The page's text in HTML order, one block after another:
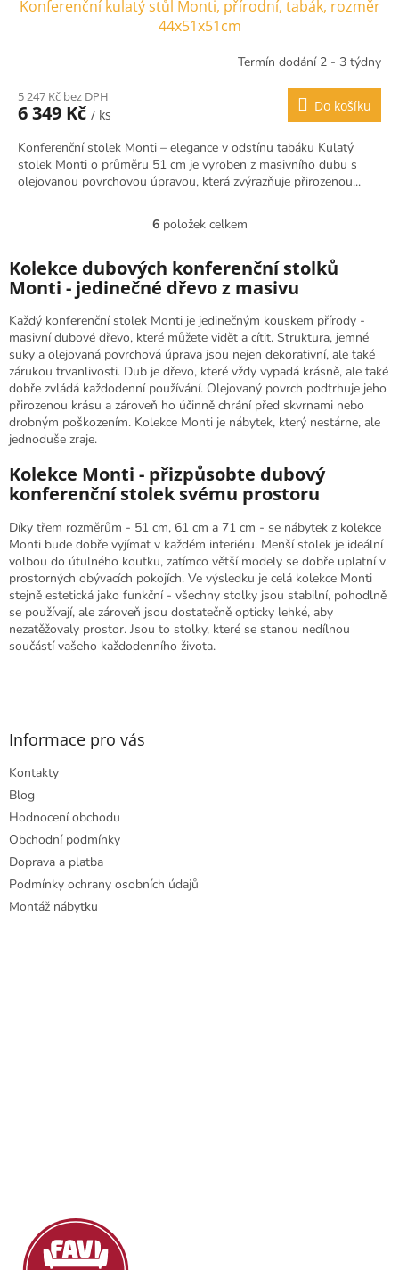
Konferenční kulatý stůl Monti, přírodní, tabák, rozměr
44x51x51cm
Termín dodání 2 - 3 týdny
5 247 Kč bez DPH
6 349 Kč / ks
Do košíku
Konferenční stolek Monti – elegance v odstínu tabáku Kulatý
stolek Monti o průměru 51 cm je vyroben z masivního dubu s
olejovanou povrchovou úpravou, která zvýrazňuje přirozenou...
O
l
á
d
a
c
í
p
r
v
k
ý
p
i
u
6položek celkem
Kolekce dubových konferenční stolků
Monti - jedinečné dřevo z masivu
Každý konferenční stolek Monti je jedinečným kouskem přírody -
masivní dubové dřevo, které můžete vidět a cítit. Struktura, jemné
suky a olejovaná povrchová úprava jsou nejen dekorativní, ale také
zárukou trvanlivosti. Dub je dřevo, které vždy vypadá krásně, ale také
dobře zvládá každodenní používání. Olejovaný povrch podtrhuje jeho
přirozenou krásu a zároveň ho účinně chrání před skvrnami nebo
drobným poškozením. Kolekce Monti je nábytek, který nestárne, ale
jednoduše zraje.
Kolekce Monti - přizpůsobte dubový
konferenční stolek svému prostoru
Díky třem rozměrům - 51 cm, 61 cm a 71 cm - se nábytek z kolekce
Monti bude dobře vyjímat v každém interiéru. Menší stolek je ideální
volbou do útulného koutku, zatímco větší modely se dobře uplatní v
prostorných obývacích pokojích. Ve výsledku je celá kolekce Monti
stejně estetická jako funkční - všechny stolky jsou stabilní, pohodlně
se používají, ale zároveň jsou dostatečně opticky lehké, aby
nezatěžovaly prostor. Jsou to stolky, které se stanou nedílnou
součástí vašeho každodenního života.
Z
Informace pro vás
Kontakty
Blog
Hodnocení obchodu
Obchodní podmínky
Doprava a platba
Podmínky ochrany osobních údajů
Montáž nábytku